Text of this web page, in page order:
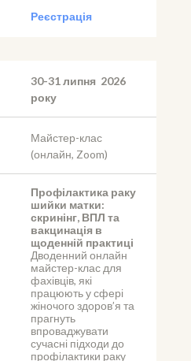
Реєстрація
30-31 липня  2026
року
Майстер-клас
(онлайн, Zoom)
Профілактика раку
шийки матки:
скринінг, ВПЛ та
вакцинація в
щоденній практиці
Дводенний онлайн
майстер-клас для
фахівців, які
працюють у сфері
жіночого здоров’я та
прагнуть
впроваджувати
сучасні підходи до
профілактики раку